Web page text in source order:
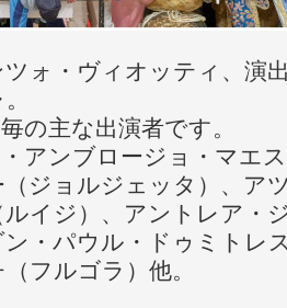
ォ・ヴィオッティ、演
の主な出演者です。
・アンブロージョ・マエ
（ジョルジェッタ）、ア
ルイジ）、アントレア・
ン・パウル・ドゥミトレ
フルゴラ）他。